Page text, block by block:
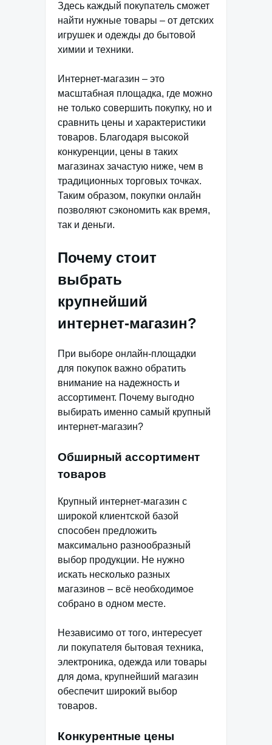
Здесь каждый покупатель сможет
найти нужные товары – от детских
игрушек и одежды до бытовой
химии и техники.
Интернет-магазин – это
масштабная площадка, где можно
не только совершить покупку, но и
сравнить цены и характеристики
товаров. Благодаря высокой
конкуренции, цены в таких
магазинах зачастую ниже, чем в
традиционных торговых точках.
Таким образом, покупки онлайн
позволяют сэкономить как время,
так и деньги.
Почему стоит
выбрать
крупнейший
интернет-магазин?
При выборе онлайн-площадки
для покупок важно обратить
внимание на надежность и
ассортимент. Почему выгодно
выбирать именно самый крупный
интернет-магазин?
Обширный ассортимент
товаров
Крупный интернет-магазин с
широкой клиентской базой
способен предложить
максимально разнообразный
выбор продукции. Не нужно
искать несколько разных
магазинов – всё необходимое
собрано в одном месте.
Независимо от того, интересует
ли покупателя бытовая техника,
электроника, одежда или товары
для дома, крупнейший магазин
обеспечит широкий выбор
товаров.
Конкурентные цены